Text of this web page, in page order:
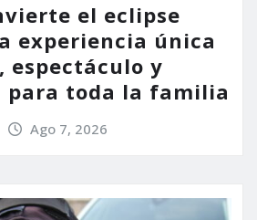
el eclipse
experiencia única
espectáculo y
para toda la familia
Ago 7, 2026